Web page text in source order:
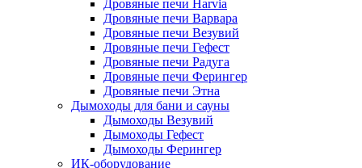
Дровяные печи Harvia
Дровяные печи Варвара
Дровяные печи Везувий
Дровяные печи Гефест
Дровяные печи Радуга
Дровяные печи Ферингер
Дровяные печи Этна
Дымоходы для бани и сауны
Дымоходы Везувий
Дымоходы Гефест
Дымоходы Ферингер
ИК-оборудование